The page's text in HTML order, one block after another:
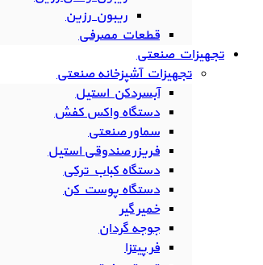
ریبون رزین
قطعات مصرفی
تجهیزات صنعتی
تجهیزات آشپزخانه صنعتی
آبسردکن استیل
دستگاه واکس کفش
سماور صنعتی
فریزر صندوقی استیل
دستگاه کباب ترکی
دستگاه پوست کن
خمیر گیر
جوجه گردان
فر پیتزا